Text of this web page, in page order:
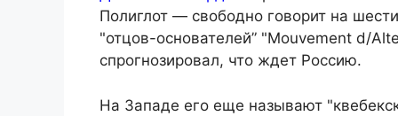
Полиглот — свободно говорит на
"отцов-основателей” "Mouvement d/
спрогнозировал, что ждет Россию.
На Западе его еще называют